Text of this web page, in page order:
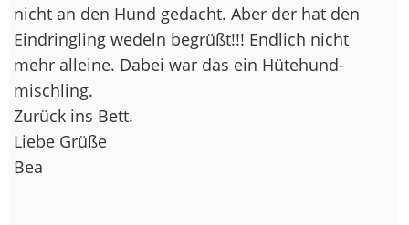
nicht an den Hund gedacht. Aber der hat den
Eindringling wedeln begrüßt!!! Endlich nicht
mehr alleine. Dabei war das ein Hütehund-
mischling.
Zurück ins Bett.
Liebe Grüße
Bea